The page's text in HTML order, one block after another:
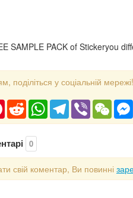
SAMPLE PACK of Stickeryou
поділіться у соціальній мережі!
PinterestRedditWhatsAppTelegram
Viber
0
свій коментар, Ви повинні